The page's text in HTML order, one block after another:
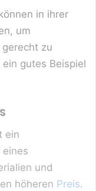
in ihrer
um
zu
gutes Beispiel
ein
und
höheren Preis.